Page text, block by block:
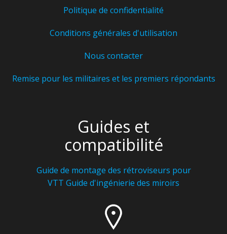
Politique de confidentialité
Conditions générales d'utilisation
Nous contacter
Remise pour les militaires et les premiers répondants
Guides et
compatibilité
Guide de montage des rétroviseurs pour
VTT Guide d'ingénierie des miroirs